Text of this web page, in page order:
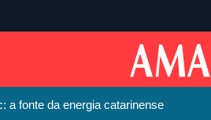
a fonte da energia catarinense